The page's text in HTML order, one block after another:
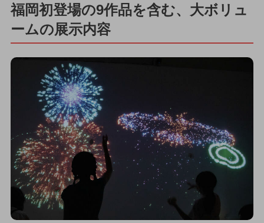
福岡初登場の9作品を含む、大ボリュ
ームの展示内容